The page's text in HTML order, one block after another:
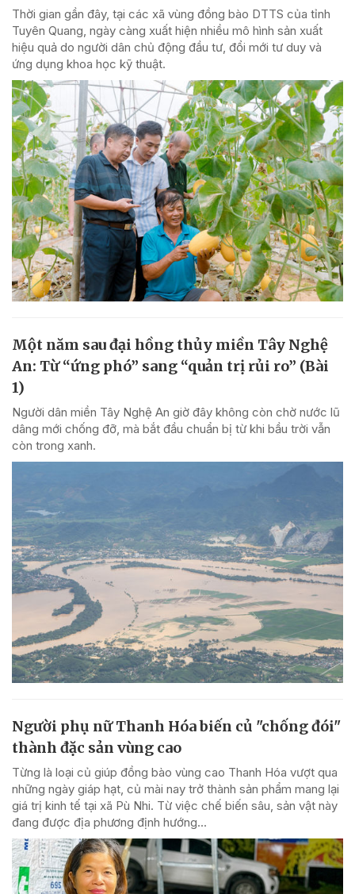
Thời gian gần đây, tại các xã vùng đồng bào DTTS của tỉnh
Tuyên Quang, ngày càng xuất hiện nhiều mô hình sản xuất
hiệu quả do người dân chủ động đầu tư, đổi mới tư duy và
ứng dụng khoa học kỹ thuật.
Một năm sau đại hồng thủy miền Tây Nghệ
An: Từ “ứng phó” sang “quản trị rủi ro” (Bài
1)
Người dân miền Tây Nghệ An giờ đây không còn chờ nước lũ
dâng mới chống đỡ, mà bắt đầu chuẩn bị từ khi bầu trời vẫn
còn trong xanh.
Người phụ nữ Thanh Hóa biến củ "chống đói"
thành đặc sản vùng cao
Từng là loại củ giúp đồng bào vùng cao Thanh Hóa vượt qua
những ngày giáp hạt, củ mài nay trở thành sản phẩm mang lại
giá trị kinh tế tại xã Pù Nhi. Từ việc chế biến sâu, sản vật này
đang được địa phương định hướng...